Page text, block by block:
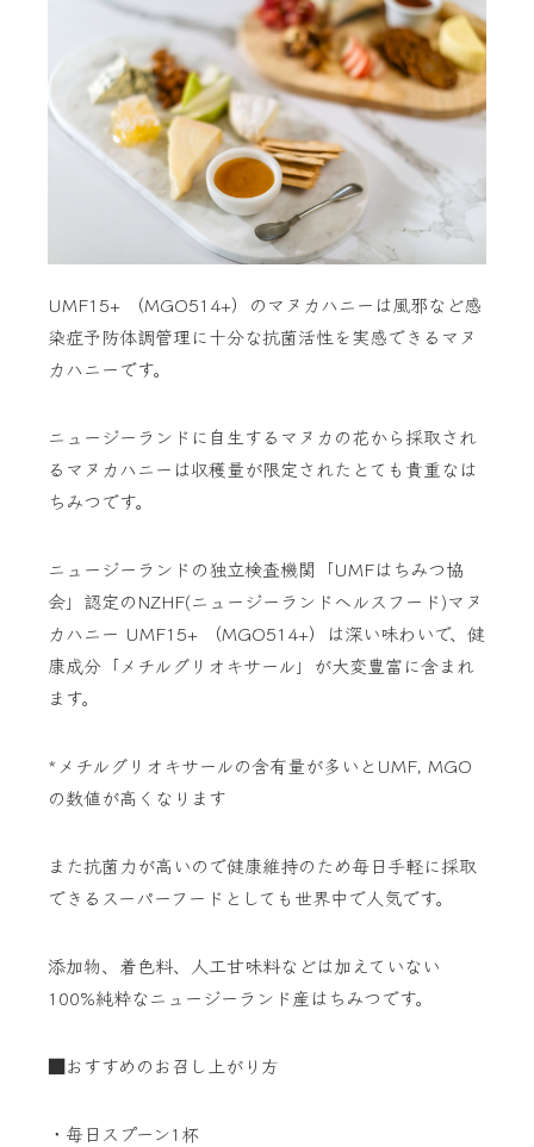
UMF15+ （MGO514+）のマヌカハニーは風邪など感
染症予防体調管理に十分な抗菌活性を実感できるマヌ
カハニーです。
ニュージーランドに自生するマヌカの花から採取され
るマヌカハニーは収穫量が限定されたとても貴重なは
ちみつです。
ニュージーランドの独立検査機関「UMFはちみつ協
会」認定のNZHF(ニュージーランドヘルスフード)マヌ
カハニー UMF15+ （MGO514+）は深い味わいで、健
康成分「メチルグリオキサール」が大変豊富に含まれ
ます。
*メチルグリオキサールの含有量が多いとUMF, MGO
の数値が高くなります
また抗菌力が高いので健康維持のため毎日手軽に採取
できるスーパーフードとしても世界中で人気です。
添加物、着色料、人工甘味料などは加えていない
100%純粋なニュージーランド産はちみつです。
■おすすめのお召し上がり方
・毎日スプーン1杯